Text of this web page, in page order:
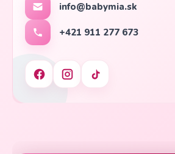
info@babymia.sk
+421 911 277 673